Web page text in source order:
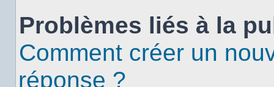
Problèmes liés à la
Comment créer un
réponse ?